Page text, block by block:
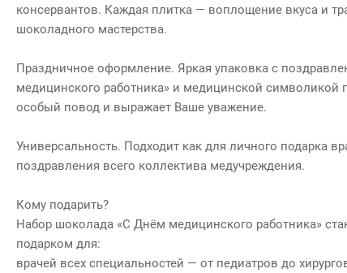
консервантов. Каждая плитка — воплощение вкуса и
шоколадного мастерства.
Праздничное оформление. Яркая упаковка с
медицинского работника» и медицинской символикой
особый повод и выражает Ваше уважение.
Универсальность. Подходит как для личного подарка
поздравления всего коллектива медучреждения.
Кому подарить?
Набор шоколада «С Днём медицинского работника»
подарком для:
врачей всех специальностей — от педиатров до